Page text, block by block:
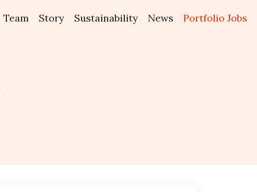
Team Story Sustainability News Portfolio Jobs